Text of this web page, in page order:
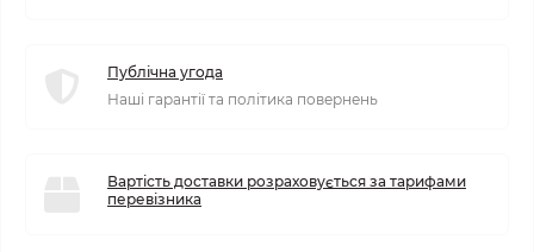
Публічна угода
Наші гарантії та політика повернень
Вартість доставки розраховується за тарифами
перевізника